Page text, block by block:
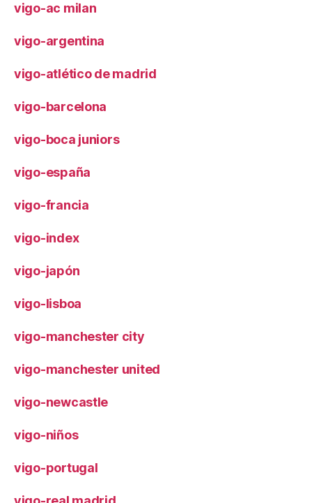
vigo-ac milan
vigo-argentina
vigo-atlético de madrid
vigo-barcelona
vigo-boca juniors
vigo-españa
vigo-francia
vigo-index
vigo-japón
vigo-lisboa
vigo-manchester city
vigo-manchester united
vigo-newcastle
vigo-niños
vigo-portugal